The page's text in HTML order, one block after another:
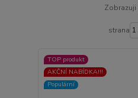
Zobrazuji
strana
TOP produkt
AKČNÍ NABÍDKA!!!
Populární